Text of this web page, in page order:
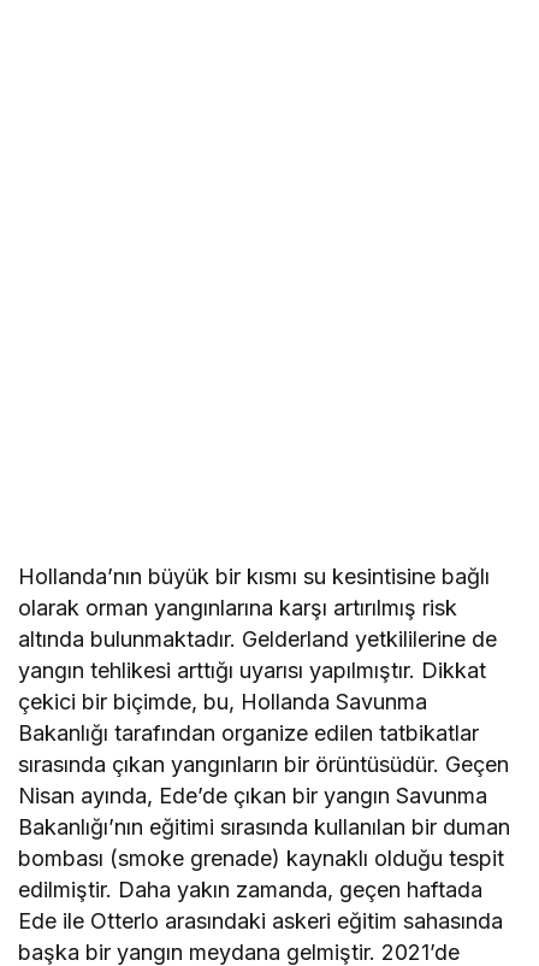
Hollanda’nın büyük bir kısmı su kesintisine bağlı
olarak orman yangınlarına karşı artırılmış risk
altında bulunmaktadır. Gelderland yetkililerine de
yangın tehlikesi arttığı uyarısı yapılmıştır. Dikkat
çekici bir biçimde, bu, Hollanda Savunma
Bakanlığı tarafından organize edilen tatbikatlar
sırasında çıkan yangınların bir örüntüsüdür. Geçen
Nisan ayında, Ede’de çıkan bir yangın Savunma
Bakanlığı’nın eğitimi sırasında kullanılan bir duman
bombası (smoke grenade) kaynaklı olduğu tespit
edilmiştir. Daha yakın zamanda, geçen haftada
Ede ile Otterlo arasındaki askeri eğitim sahasında
başka bir yangın meydana gelmiştir. 2021’de